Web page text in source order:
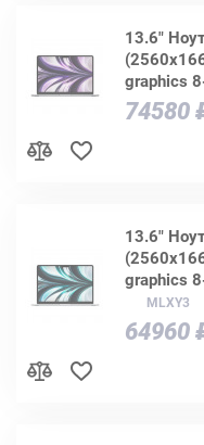
13.6"
graphics
74580
13.6"
graphics
MLXY3
64960